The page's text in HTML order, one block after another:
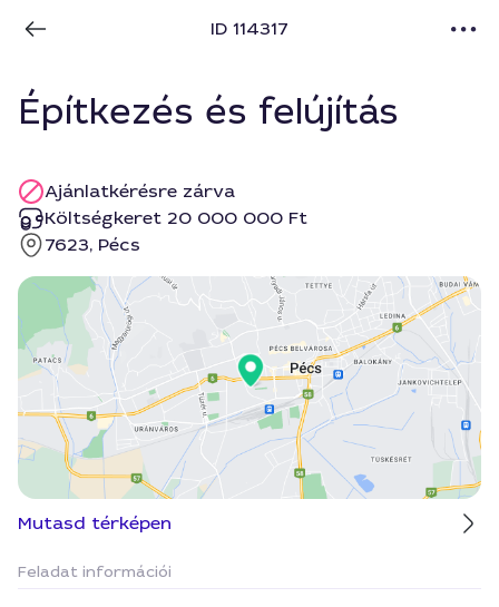
ID 114317
Építkezés és felújítás
Ajánlatkérésre zárva
Költségkeret 20 000 000 Ft
7623, Pécs
Mutasd térképen
Feladat információi